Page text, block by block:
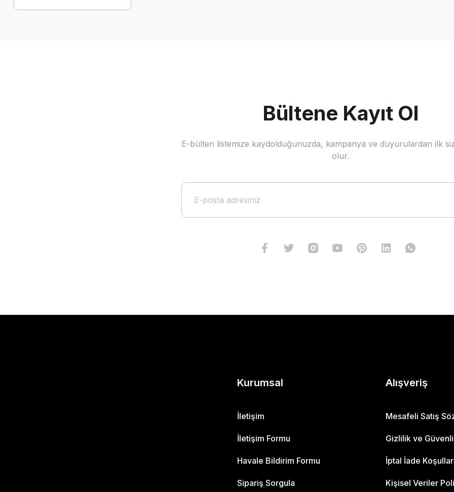
Bültene Kayıt Ol
E-bülten listemize kaydolduğunuzda, kampanya ve duyurulardan ilk
olur.
Kurumsal
İletişim
İletişim Formu
Havale Bildirim Formu
Sipariş Sorgula
Alışveriş
Mesafeli Satış
Gizlilik ve
İptal İade
Kişisel Veriler